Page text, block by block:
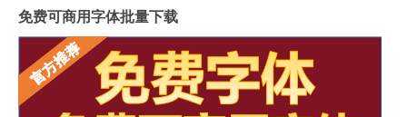
免费可商用字体批量下载